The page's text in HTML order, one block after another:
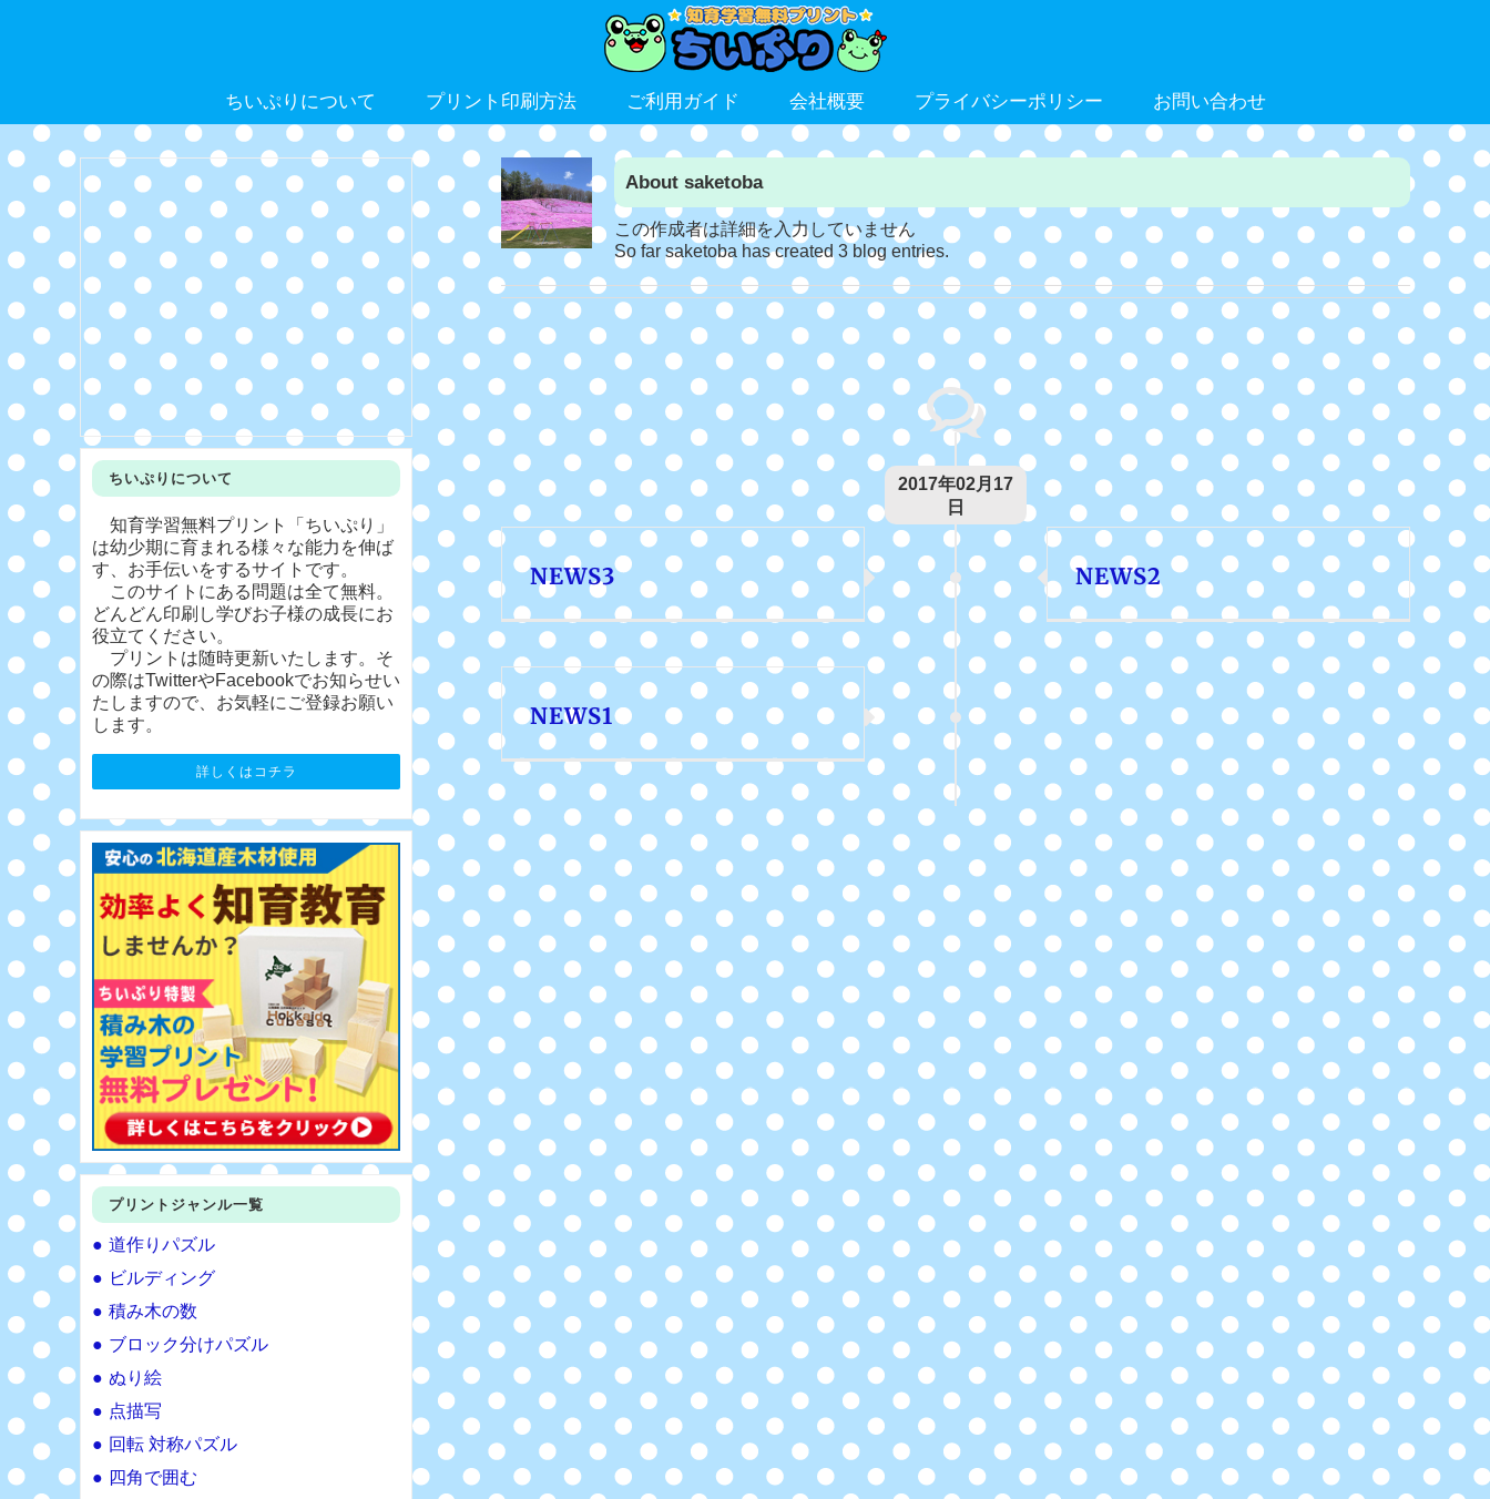
ちいぷりについて プリント印刷方法 ご利用ガイド 会社概要 プライバシーポリシー お問い合わせ
About saketoba
この作成者は詳細を入力していません
So far saketoba has created 3 blog entries.
2017年02月17
日
NEWS3 NEWS2
NEWS1
ちいぷりについて
知育学習無料プリント「ちいぷり」
は幼少期に育まれる様々な能力を伸ば
す、お手伝いをするサイトです。
このサイトにある問題は全て無料。
どんどん印刷し学びお子様の成長にお
役立てください。
プリントは随時更新いたします。そ
の際はTwitterやFacebookでお知らせい
たしますので、お気軽にご登録お願い
します。
詳しくはコチラ
プリントジャンル一覧
道作りパズル
ビルディング
積み木の数
ブロック分けパズル
ぬり絵
点描写
回転 対称パズル
四角で囲む